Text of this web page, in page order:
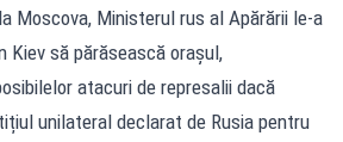
Moscova, Ministerul rus al Apărării le-a
Kiev să părăsească orașul,
atacuri de represalii dacă
unilateral declarat de Rusia pentru